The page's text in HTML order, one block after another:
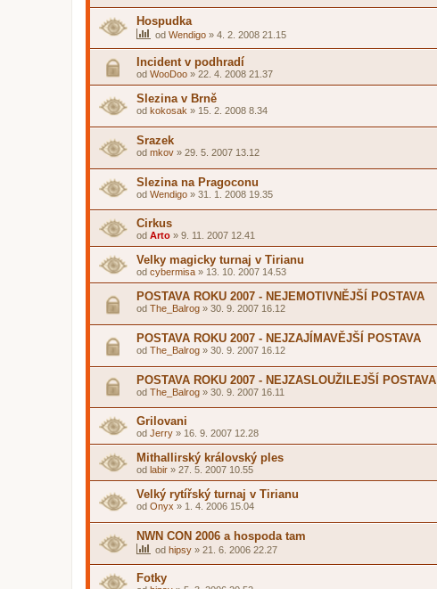
Hospudka
od Wendigo » 4. 2. 2008 21.15
Incident v podhradí
od WooDoo » 22. 4. 2008 21.37
Slezina v Brně
od kokosak » 15. 2. 2008 8.34
Srazek
od mkov » 29. 5. 2007 13.12
Slezina na Pragoconu
od Wendigo » 31. 1. 2008 19.35
Cirkus
od Arto » 9. 11. 2007 12.41
Velky magicky turnaj v Tirianu
od cybermisa » 13. 10. 2007 14.53
POSTAVA ROKU 2007 - NEJEMOTIVNĚJŠÍ POSTAVA
od The_Balrog » 30. 9. 2007 16.12
POSTAVA ROKU 2007 - NEJZAJÍMAVĚJŠÍ POSTAVA
od The_Balrog » 30. 9. 2007 16.12
POSTAVA ROKU 2007 - NEJZASLOUŽILEJŠÍ POSTAVA
od The_Balrog » 30. 9. 2007 16.11
Grilovani
od Jerry » 16. 9. 2007 12.28
Mithallirský královský ples
od labir » 27. 5. 2007 10.55
Velký rytířský turnaj v Tirianu
od Onyx » 1. 4. 2006 15.04
NWN CON 2006 a hospoda tam
od hipsy » 21. 6. 2006 22.27
Fotky